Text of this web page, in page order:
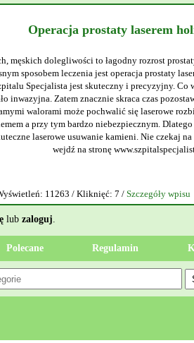
Operacja prostaty laserem
męskich dolegliwości to łagodny rozrost
sposobem leczenia jest operacja prostaty
Specjalista jest skuteczny i precyzyjny. Co
inwazyjna. Zatem znacznie skraca czas
walorami może pochwalić się laserowe
a przy tym bardzo niebezpiecznym.
laserowe usuwanie kamieni. Nie czekaj
wejdź na stronę
11263 / Kliknięć: 7 / Szczegóły wpisu
lub zaloguj.
Polecane Regulamin